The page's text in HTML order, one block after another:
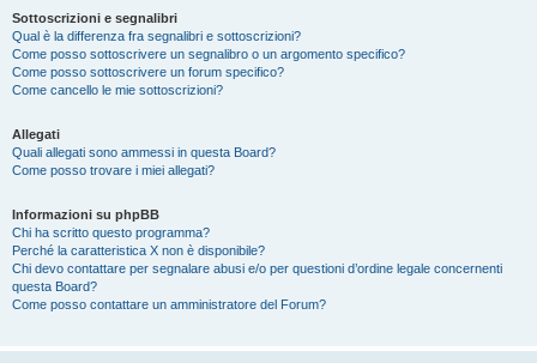
Sottoscrizioni e segnalibri
Qual è la differenza fra segnalibri e sottoscrizioni?
Come posso sottoscrivere un segnalibro o un argomento specifico?
Come posso sottoscrivere un forum specifico?
Come cancello le mie sottoscrizioni?
Allegati
Quali allegati sono ammessi in questa Board?
Come posso trovare i miei allegati?
Informazioni su phpBB
Chi ha scritto questo programma?
Perché la caratteristica X non è disponibile?
Chi devo contattare per segnalare abusi e/o per questioni d’ordine legale concernenti
questa Board?
Come posso contattare un amministratore del Forum?